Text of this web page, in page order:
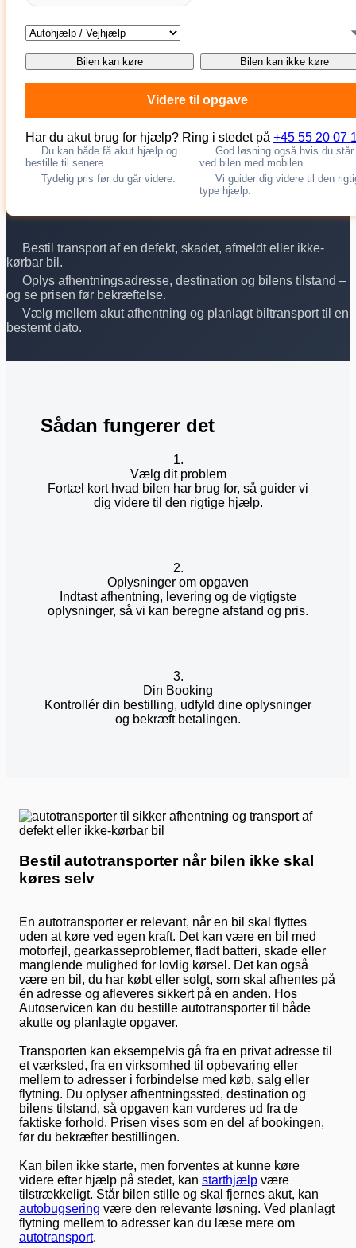
Bestil transport af en defekt, skadet, afmeldt eller ikke-
kørbar bil.
Oplys afhentningsadresse, destination og bilens tilstand –
og se prisen før bekræftelse.
Vælg mellem akut afhentning og planlagt biltransport til en
bestemt dato.
Bilen kan køre Bilen kan ikke køre
Videre til opgave
Har du akut brug for hjælp? Ring i stedet på +45 55 20 07
Du kan både få akut hjælp og
bestille til senere.
God løsning også hvis du står
ved bilen med mobilen.
Tydelig pris før du går videre.
Vi guider dig videre til den
type hjælp.
Sådan fungerer det
1.
Vælg dit problem
Fortæl kort hvad bilen har brug for, så guider vi
dig videre til den rigtige hjælp.
2.
Oplysninger om opgaven
Indtast afhentning, levering og de vigtigste
oplysninger, så vi kan beregne afstand og pris.
3.
Din Booking
Kontrollér din bestilling, udfyld dine oplysninger
og bekræft betalingen.
Bestil autotransporter når bilen ikke skal
køres selv
En autotransporter er relevant, når en bil skal flyttes
uden at køre ved egen kraft. Det kan være en bil med
motorfejl, gearkasseproblemer, fladt batteri, skade eller
manglende mulighed for lovlig kørsel. Det kan også
være en bil, du har købt eller solgt, som skal afhentes på
én adresse og afleveres sikkert på en anden. Hos
Autoservicen kan du bestille autotransporter til både
akutte og planlagte opgaver.
Transporten kan eksempelvis gå fra en privat adresse til
et værksted, fra en virksomhed til opbevaring eller
mellem to adresser i forbindelse med køb, salg eller
flytning. Du oplyser afhentningssted, destination og
bilens tilstand, så opgaven kan vurderes ud fra de
faktiske forhold. Prisen vises som en del af bookingen,
før du bekræfter bestillingen.
Kan bilen ikke starte, men forventes at kunne køre
videre efter hjælp på stedet, kan starthjælp være
tilstrækkeligt. Står bilen stille og skal fjernes akut, kan
autobugsering være den relevante løsning. Ved planlagt
flytning mellem to adresser kan du læse mere om
autotransport.